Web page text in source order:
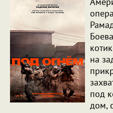
на
под
дом,